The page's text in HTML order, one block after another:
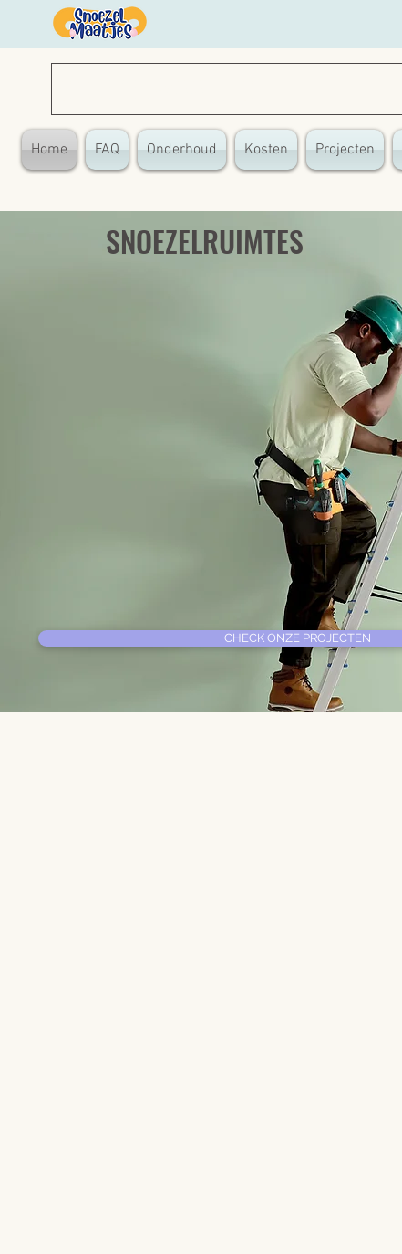
Home FAQ Onderhoud Kosten Projecten
SNOEZELRUIMTES
CHECK ONZE PROJECTEN